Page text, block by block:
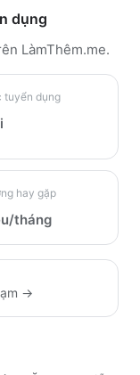
dụng
LàmThêm.me.
tuyển dụng
hay gặp
tháng
→